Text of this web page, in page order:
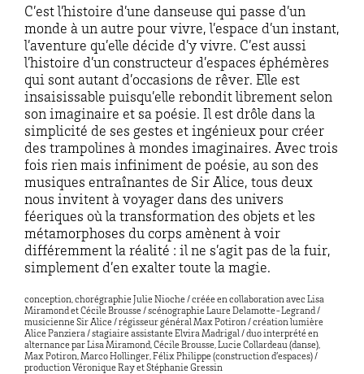
C’est l’histoire d’une danseuse qui passe d’un
monde à un autre pour vivre, l’espace d’un instant,
l’aventure qu’elle décide d’y vivre. C’est aussi
l’histoire d’un constructeur d’espaces éphémères
qui sont autant d’occasions de rêver. Elle est
insaisissable puisqu’elle rebondit librement selon
son imaginaire et sa poésie. Il est drôle dans la
simplicité de ses gestes et ingénieux pour créer
des trampolines à mondes imaginaires. Avec trois
fois rien mais infiniment de poésie, au son des
musiques entraînantes de Sir Alice, tous deux
nous invitent à voyager dans des univers
féeriques où la transformation des objets et les
métamorphoses du corps amènent à voir
différemment la réalité : il ne s’agit pas de la fuir,
simplement d’en exalter toute la magie.
conception, chorégraphie Julie Nioche / créée en collaboration avec Lisa
Miramond et Cécile Brousse / scénographie Laure Delamotte-Legrand /
musicienne Sir Alice / régisseur général Max Potiron / création lumière
Alice Panziera / stagiaire assistante Elvira Madrigal / duo interprété en
alternance par Lisa Miramond, Cécile Brousse, Lucie Collardeau (danse),
Max Potiron, Marco Hollinger, Félix Philippe (construction d’espaces) /
production Véronique Ray et Stéphanie Gressin